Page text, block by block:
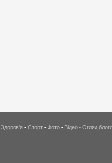
Здоров'я • Спорт • Фото • Відео • Огляд